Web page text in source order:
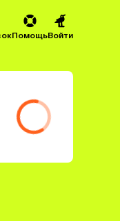
ПомощьВойти